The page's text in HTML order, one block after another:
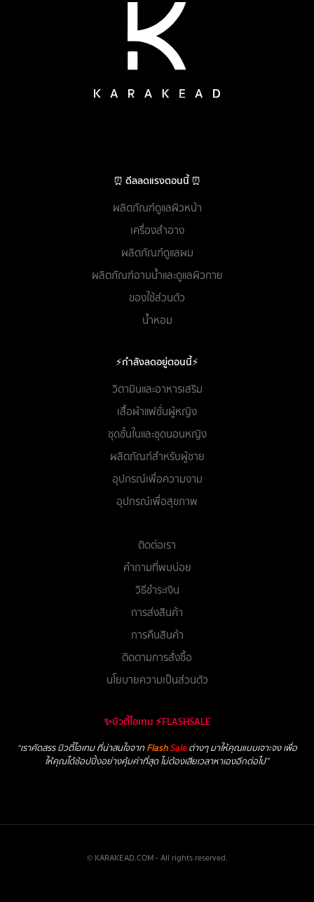
⏰ ดีลลดแรงตอนนี้ ⏰
ผลิตภัณฑ์ดูแลผิวหน้า
เครื่องสำอาง
ผลิตภัณฑ์ดูแลผม
ผลิตภัณฑ์อาบน้ำและดูแลผิวกาย
ของใช้ส่วนตัว
น้ำหอม
⚡กำลังลดอยู่ตอนนี้⚡
วิตามินและอาหารเสริม
เสื้อผ้าแฟชั่นผู้หญิง
ชุดชั้นในและชุดนอนหญิง
ผลิตภัณฑ์สำหรับผู้ชาย
อุปกรณ์เพื่อความงาม
อุปกรณ์เพื่อสุขภาพ
ติดต่อเรา
คำถามที่พบบ่อย
วิธีชำระเงิน
การส่งสินค้า
การคืนสินค้า
ติดตามการสั่งซื้อ
นโยบายความเป็นส่วนตัว
✨บิวตี้ไอเทม ⚡FLASHSALE
“เราคัดสรร บิวตี้ไอเทม ที่น่าสนใจจาก FlashSaleต่างๆ มาให้คุณแบบเจาะจง เพื่อ
ให้คุณได้ช้อปปิ้งอย่างคุ้มค่าที่สุด ไม่ต้องเสียเวลาหาเองอีกต่อไป”
© KARAKEAD.COM - All rights reserved.